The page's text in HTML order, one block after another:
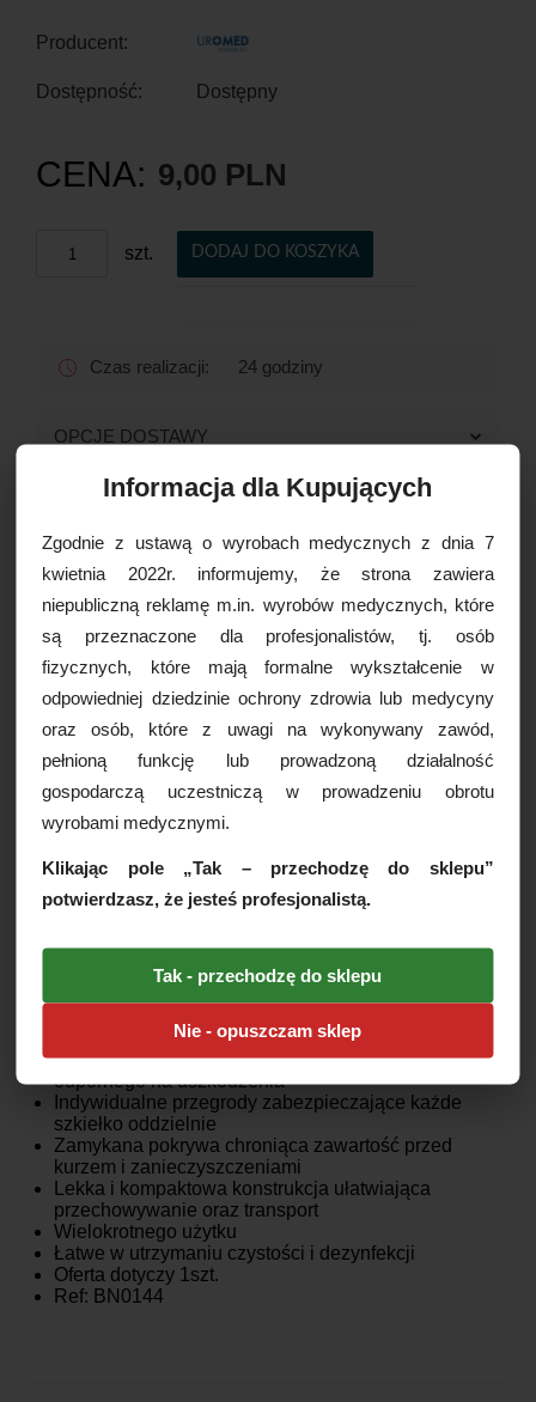
Producent:
Dostępność: Dostępny
CENA: 9,00 PLN
szt. DODAJ DO KOSZYKA
Czas realizacji: 24 godziny
OPCJE DOSTAWY
Paczkomaty 16,99 zł brutto
19,99 zł brutto
Kurier Inpost pobraniowy 24,99 zł brutto
Kurier GLS 19,99 zł brutto
Kurier GLS pobraniowy
Kurier DPD 19,99 zł brutto
Kurier DPD pobraniowy 24,99 zł brutto
Odbiór osobisty za darmo
WIĘCEJ INFORMACJI
Pudełko na szkiełka
cytologiczne/mikroskopowe
SOFTMED, 25 miejsc, 1szt.
Pudełko na szkiełka mikroskopowe na 25 miejsc to
praktyczny pojemnik laboratoryjny przeznaczony do
preparatów mikroskopowych. Dzięki solidnej konstrukcji
i indywidualnym przegrodom skutecznie chroni szkiełka
przed uszkodzeniami mechanicznymi, zarysowaniami
Cechy produktu:
Wykonane z trwałego tworzywa sztucznego
odpornego na uszkodzenia
Indywidualne przegrody zabezpieczające każde
szkiełko oddzielnie
Zamykana pokrywa chroniąca zawartość przed
kurzem i zanieczyszczeniami
Lekka i kompaktowa konstrukcja ułatwiająca
przechowywanie oraz transport
Wielokrotnego użytku
Łatwe w utrzymaniu czystości i dezynfekcji
Oferta dotyczy 1szt.
Ref: BN0144
Informacja dla Kupujących
Zgodnie z ustawą o wyrobach medycznych z dnia 7
kwietnia 2022r. informujemy, że strona zawiera
niepubliczną reklamę m.in. wyrobów medycznych, które
są przeznaczone dla profesjonalistów, tj. osób
fizycznych, które mają formalne wykształcenie w
odpowiedniej dziedzinie ochrony zdrowia lub medycyny
oraz osób, które z uwagi na wykonywany zawód,
pełnioną funkcję lub prowadzoną działalność
gospodarczą uczestniczą w prowadzeniu obrotu
wyrobami medycznymi.
Klikając pole „Tak – przechodzę do sklepu”
potwierdzasz, że jesteś profesjonalistą.
Tak - przechodzę do sklepu
Nie - opuszczam sklep